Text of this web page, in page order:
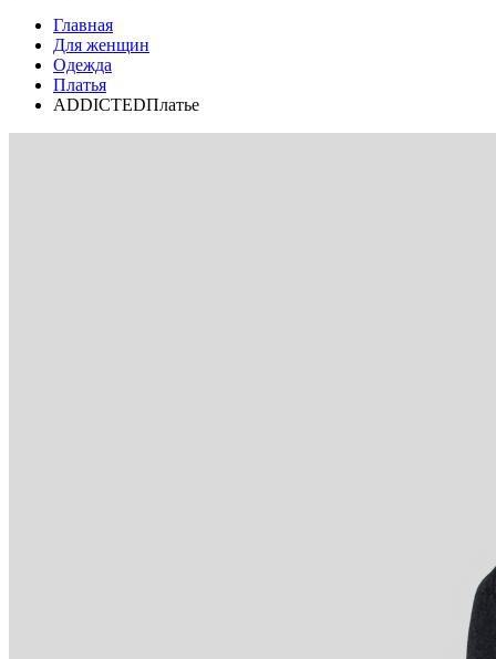
Главная
Для женщин
Одежда
Платья
ADDICTEDПлатье